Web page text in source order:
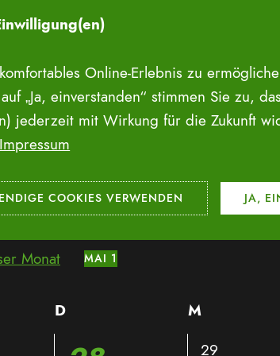
Erlebnisse
Monat MAI 1
D M
0
29
Online-Erlebnis zu
„Ja, einverstanden“ stimmen Sie zu,
jederzeit mit Wirkung für die Zukunft
Impressum